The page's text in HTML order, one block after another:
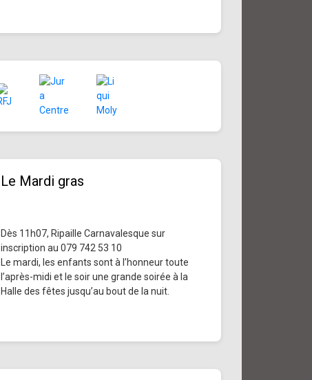
Le Mardi gras
Dès 11h07, Ripaille Carnavalesque sur
inscription au 079 742 53 10
Le mardi, les enfants sont à l’honneur toute
l’après-midi et le soir une grande soirée à la
Halle des fêtes jusqu’au bout de la nuit.